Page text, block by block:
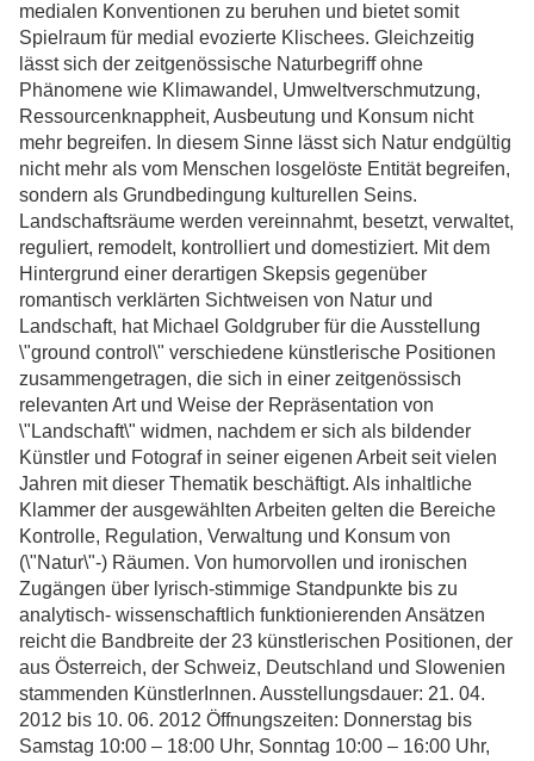
medialen Konventionen zu beruhen und bietet somit
Spielraum für medial evozierte Klischees. Gleichzeitig
lässt sich der zeitgenössische Naturbegriff ohne
Phänomene wie Klimawandel, Umweltverschmutzung,
Ressourcenknappheit, Ausbeutung und Konsum nicht
mehr begreifen. In diesem Sinne lässt sich Natur endgültig
nicht mehr als vom Menschen losgelöste Entität begreifen,
sondern als Grundbedingung kulturellen Seins.
Landschaftsräume werden vereinnahmt, besetzt, verwaltet,
reguliert, remodelt, kontrolliert und domestiziert. Mit dem
Hintergrund einer derartigen Skepsis gegenüber
romantisch verklärten Sichtweisen von Natur und
Landschaft, hat Michael Goldgruber für die Ausstellung
\"ground control\" verschiedene künstlerische Positionen
zusammengetragen, die sich in einer zeitgenössisch
relevanten Art und Weise der Repräsentation von
\"Landschaft\" widmen, nachdem er sich als bildender
Künstler und Fotograf in seiner eigenen Arbeit seit vielen
Jahren mit dieser Thematik beschäftigt. Als inhaltliche
Klammer der ausgewählten Arbeiten gelten die Bereiche
Kontrolle, Regulation, Verwaltung und Konsum von
(\"Natur\"-) Räumen. Von humorvollen und ironischen
Zugängen über lyrisch-stimmige Standpunkte bis zu
analytisch- wissenschaftlich funktionierenden Ansätzen
reicht die Bandbreite der 23 künstlerischen Positionen, der
aus Österreich, der Schweiz, Deutschland und Slowenien
stammenden KünstlerInnen. Ausstellungsdauer: 21. 04.
2012 bis 10. 06. 2012 Öffnungszeiten: Donnerstag bis
Samstag 10:00 – 18:00 Uhr, Sonntag 10:00 – 16:00 Uhr,